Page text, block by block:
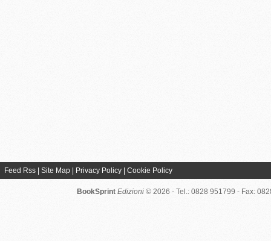
Feed Rss Site Map Privacy Policy Cookie Policy
BookSprint Edizioni © 2026 - Tel.: 0828 951799 - Fax: